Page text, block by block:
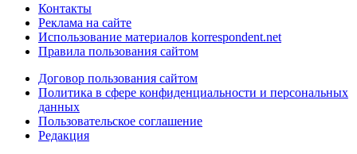
Контакты
Реклама на сайте
Использование материалов korrespondent.net
Правила пользования сайтом
Договор пользования сайтом
Политика в сфере конфиденциальности и персональных
данных
Пользовательское соглашение
Редакция